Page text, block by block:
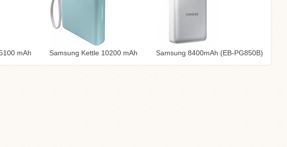
mAh Samsung Kettle 10200 mAh Samsung 8400mAh (EB-PG850B)